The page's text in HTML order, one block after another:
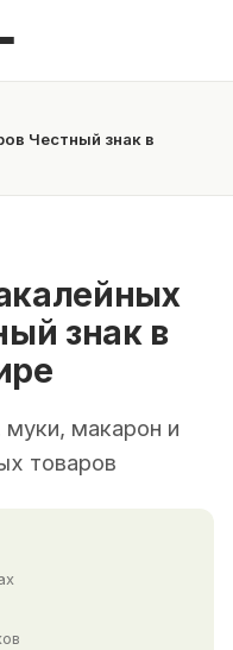
Честный знак в
знак в
макарон и
товаров